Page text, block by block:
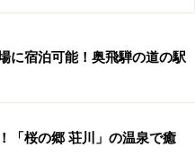
が分かりやすい道、地元
い道を案内するものなの
ではないこともある。一
トを案内しているのか確
道があったりするんだ。
に宿泊可能！奥飛騨の道の駅
「桜の郷 荘川」の温泉で癒